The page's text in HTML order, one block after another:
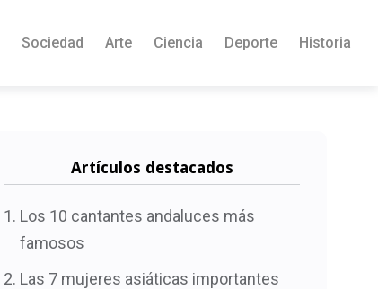
Sociedad Arte Ciencia Deporte Historia
Artículos destacados
Los 10 cantantes andaluces más
famosos
Las 7 mujeres asiáticas importantes